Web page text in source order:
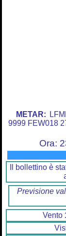
METAR:
9999 FEW018
Ora:
Il bollettino è
Previsione
Vento